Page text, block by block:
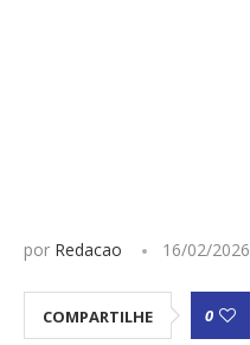
por Redacao 16/02/2026
COMPARTILHE 0